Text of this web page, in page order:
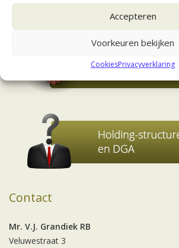
Accepteren
Voorkeuren bekijken
CookiesPrivacyverklaring
Contact
Mr. V.J. Grandiek RB
Veluwestraat 3